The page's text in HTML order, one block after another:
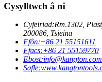
Cysylltwch â ni
Cyfeiriad:Rm.1302,
200086, Tsieina
Ffôn:+86 21 55151611
Ffacs:+86 21 55159770
Ebost:info@kangton.com
Safle: